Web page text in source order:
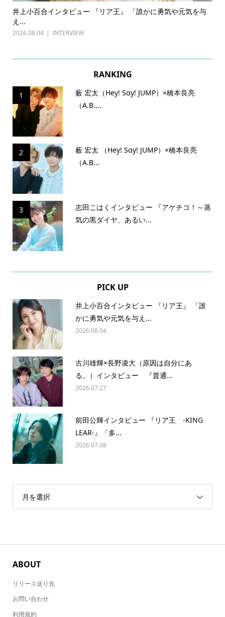
井上小百合インタビュー 『リア王』 「誰かに勇気や元気を与
え...
2026.08.04 INTERVIEW
RANKING
1
薮 宏太（Hey! Sɑy! JUMP）×橋本良亮
（A.B....
2
薮 宏太 （Hey! Sɑy! JUMP）×橋本良亮
（A.B...
3
志田こはくインタビュー 『アケチコ！～蒸
気の黒ダイヤ、あるい...
PICK UP
井上小百合インタビュー 『リア王』 「誰
かに勇気や元気を与え...
2026.08.04
古川雄輝×長野凌大（原因は自分にあ
る。）インタビュー 『普通...
2026.07.27
前田公輝インタビュー 『リア王 -KING
LEAR-』「多...
2026.07.08
月を選択
ABOUT
リリース送り先
お問い合わせ
利用規約